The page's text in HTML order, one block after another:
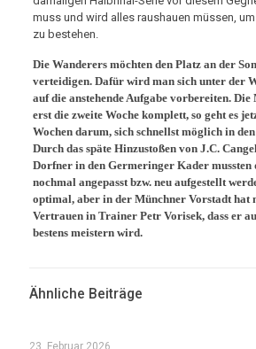
muss und wird alles raushauen müssen,
zu bestehen.
Die Wanderers möchten den Platz an der
verteidigen. Dafür wird man sich unter der
auf die anstehende Aufgabe vorbereiten. Die
erst die zweite Woche komplett, so geht es
Wochen darum, sich schnellst möglich in
Durch das späte Hinzustoßen von J.C.
Dorfner in den Germeringer Kader mussten
nochmal angepasst bzw. neu aufgestellt
optimal, aber in der Münchner Vorstadt hat
Vertrauen in Trainer Petr Vorisek, dass er
bestens meistern wird.
Ähnliche Beiträge
23. Februar 2026